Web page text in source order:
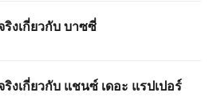
ริงเกี่ยวกับ บาซซี่
ริงเกี่ยวกับ แชนซ์ เดอะ แรปเปอร์